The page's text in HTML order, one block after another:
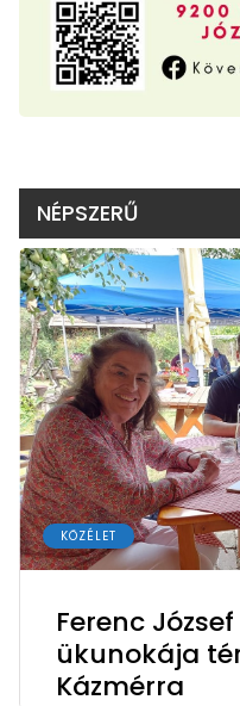
NÉPSZERŰ
KÖZÉLET
Ferenc
ükunokája
Kázmérra